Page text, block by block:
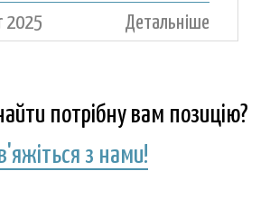
2025 Детальніше
потрібну вам позицію?
з нами!